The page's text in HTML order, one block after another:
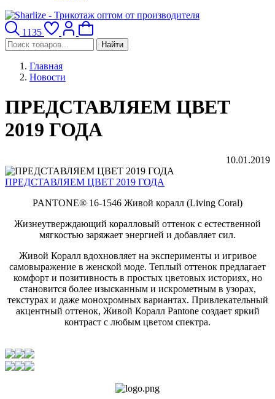
1135
Найти
Главная
Новости
ПРЕДСТАВЛЯЕМ ЦВЕТ
2019 ГОДА
10.01.2019
ПРЕДСТАВЛЯЕМ ЦВЕТ 2019 ГОДА
PANTONE® 16-1546 Живой коралл (Living Coral)
Жизнеутверждающий коралловый оттенок с естественной
мягкостью заряжает энергией и добавляет сил.
Живой Коралл вдохновляет на эксперименты и игривое
самовыражение в женской моде. Теплый оттенок предлагает
комфорт и позитивность в простых цветовых историях, но
становится более изысканным и искрометным в узорах,
текстурах и даже монохромных вариантах. Привлекательный
акцентный оттенок, Живой Коралл Pantone создает яркий
контраст с любым цветом спектра.